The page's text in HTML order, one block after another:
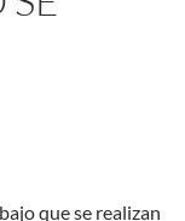
que se realizan